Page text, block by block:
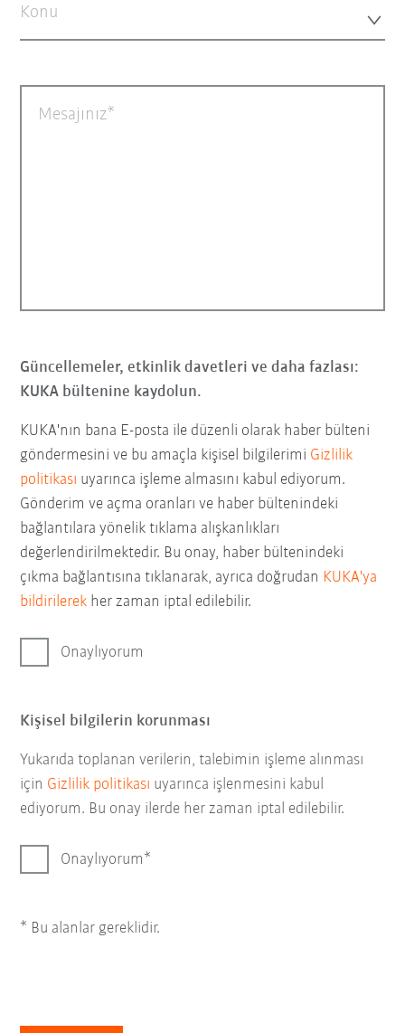
Konu
Mesajınız
Güncellemeler, etkinlik davetleri ve daha fazlası:
KUKA bültenine kaydolun.
KUKA'nın bana E-posta ile düzenli olarak haber bülteni
göndermesini ve bu amaçla kişisel bilgilerimi Gizlilik
politikası uyarınca işleme almasını kabul ediyorum.
Gönderim ve açma oranları ve haber bültenindeki
bağlantılara yönelik tıklama alışkanlıkları
değerlendirilmektedir. Bu onay, haber bültenindeki
çıkma bağlantısına tıklanarak, ayrıca doğrudan KUKA'ya
bildirilerek her zaman iptal edilebilir.
Onaylıyorum
Kişisel bilgilerin korunması
Yukarıda toplanan verilerin, talebimin işleme alınması
için Gizlilik politikası uyarınca işlenmesini kabul
ediyorum. Bu onay ilerde her zaman iptal edilebilir.
Onaylıyorum
* Bu alanlar gereklidir.